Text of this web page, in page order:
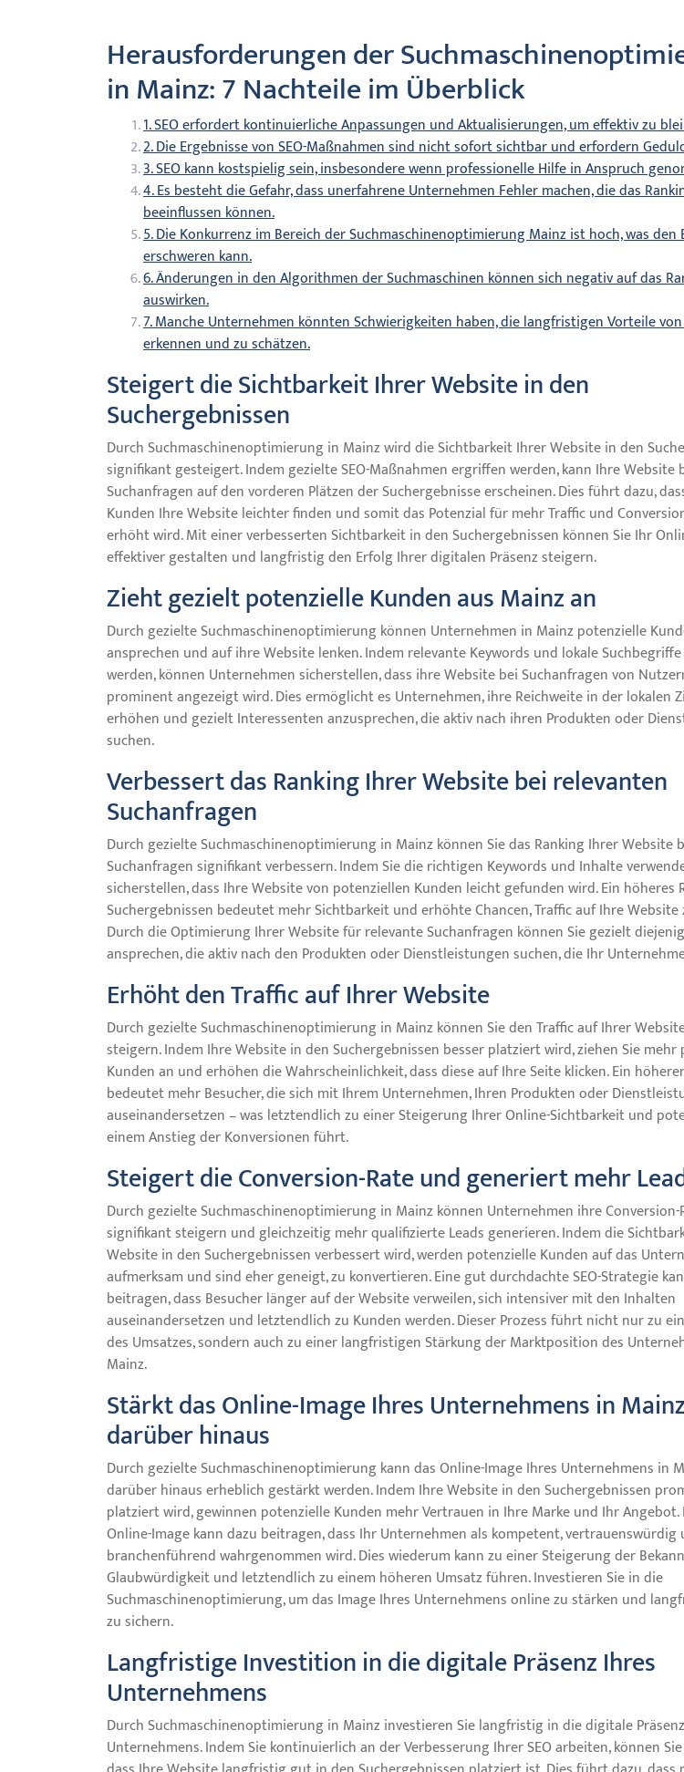
Herausforderungen der
in Mainz: 7 Nachteile im Überblick
1. SEO erfordert kontinuierliche Anpassungen und Aktualisierungen, um effektiv zu
2. Die Ergebnisse von SEO-Maßnahmen sind nicht sofort sichtbar und erfordern
3. SEO kann kostspielig sein, insbesondere wenn professionelle Hilfe in Anspruch
4. Es besteht die Gefahr, dass unerfahrene Unternehmen Fehler machen, die das
beeinflussen können.
5. Die Konkurrenz im Bereich der Suchmaschinenoptimierung Mainz ist hoch, was den
erschweren kann.
6. Änderungen in den Algorithmen der Suchmaschinen können sich negativ auf das
auswirken.
7. Manche Unternehmen könnten Schwierigkeiten haben, die langfristigen Vorteile von
erkennen und zu schätzen.
Steigert die Sichtbarkeit Ihrer Website in den
Suchergebnissen
Durch Suchmaschinenoptimierung in Mainz wird die Sichtbarkeit Ihrer Website in den
signifikant gesteigert. Indem gezielte SEO-Maßnahmen ergriffen werden, kann Ihre Website
Suchanfragen auf den vorderen Plätzen der Suchergebnisse erscheinen. Dies führt dazu,
Kunden Ihre Website leichter finden und somit das Potenzial für mehr Traffic und
erhöht wird. Mit einer verbesserten Sichtbarkeit in den Suchergebnissen können Sie Ihr
effektiver gestalten und langfristig den Erfolg Ihrer digitalen Präsenz steigern.
Zieht gezielt potenzielle Kunden aus Mainz an
Durch gezielte Suchmaschinenoptimierung können Unternehmen in Mainz potenzielle
ansprechen und auf ihre Website lenken. Indem relevante Keywords und lokale
werden, können Unternehmen sicherstellen, dass ihre Website bei Suchanfragen von
prominent angezeigt wird. Dies ermöglicht es Unternehmen, ihre Reichweite in der lokalen
erhöhen und gezielt Interessenten anzusprechen, die aktiv nach ihren Produkten oder
suchen.
Verbessert das Ranking Ihrer Website bei relevanten
Suchanfragen
Durch gezielte Suchmaschinenoptimierung in Mainz können Sie das Ranking Ihrer Website
Suchanfragen signifikant verbessern. Indem Sie die richtigen Keywords und Inhalte
sicherstellen, dass Ihre Website von potenziellen Kunden leicht gefunden wird. Ein höheres
Suchergebnissen bedeutet mehr Sichtbarkeit und erhöhte Chancen, Traffic auf Ihre Website
Durch die Optimierung Ihrer Website für relevante Suchanfragen können Sie gezielt
ansprechen, die aktiv nach den Produkten oder Dienstleistungen suchen, die Ihr
Erhöht den Traffic auf Ihrer Website
Durch gezielte Suchmaschinenoptimierung in Mainz können Sie den Traffic auf Ihrer
steigern. Indem Ihre Website in den Suchergebnissen besser platziert wird, ziehen Sie
Kunden an und erhöhen die Wahrscheinlichkeit, dass diese auf Ihre Seite klicken. Ein
bedeutet mehr Besucher, die sich mit Ihrem Unternehmen, Ihren Produkten oder
auseinandersetzen – was letztendlich zu einer Steigerung Ihrer Online-Sichtbarkeit und
einem Anstieg der Konversionen führt.
Steigert die Conversion-Rate und generiert mehr
Durch gezielte Suchmaschinenoptimierung in Mainz können Unternehmen ihre Conversion-
signifikant steigern und gleichzeitig mehr qualifizierte Leads generieren. Indem die
Website in den Suchergebnissen verbessert wird, werden potenzielle Kunden auf das
aufmerksam und sind eher geneigt, zu konvertieren. Eine gut durchdachte SEO-Strategie
beitragen, dass Besucher länger auf der Website verweilen, sich intensiver mit den Inhalten
auseinandersetzen und letztendlich zu Kunden werden. Dieser Prozess führt nicht nur zu
des Umsatzes, sondern auch zu einer langfristigen Stärkung der Marktposition des
Mainz.
Stärkt das Online-Image Ihres Unternehmens in
darüber hinaus
Durch gezielte Suchmaschinenoptimierung kann das Online-Image Ihres Unternehmens in
darüber hinaus erheblich gestärkt werden. Indem Ihre Website in den Suchergebnissen
platziert wird, gewinnen potenzielle Kunden mehr Vertrauen in Ihre Marke und Ihr Angebot.
Online-Image kann dazu beitragen, dass Ihr Unternehmen als kompetent, vertrauenswürdig
branchenführend wahrgenommen wird. Dies wiederum kann zu einer Steigerung der
Glaubwürdigkeit und letztendlich zu einem höheren Umsatz führen. Investieren Sie in die
Suchmaschinenoptimierung, um das Image Ihres Unternehmens online zu stärken und
zu sichern.
Langfristige Investition in die digitale Präsenz Ihres
Unternehmens
Durch Suchmaschinenoptimierung in Mainz investieren Sie langfristig in die digitale
Unternehmens. Indem Sie kontinuierlich an der Verbesserung Ihrer SEO arbeiten, können